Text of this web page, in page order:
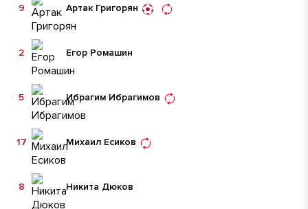
Артак Григорян
9
Егор Ромашин
2
Ибрагим Ибрагимов
5
Михаил Есиков
17
Никита Дюков
8